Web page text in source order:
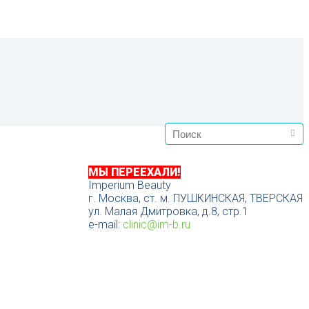
МЫ ПЕРЕЕХАЛИ!
Imperium Beauty
г. Москва, ст. м. ПУШКИНСКАЯ, ТВЕРСКАЯ
ул. Малая Дмитровка, д.8, стр.1
e-mail: clinic@im-b.ru